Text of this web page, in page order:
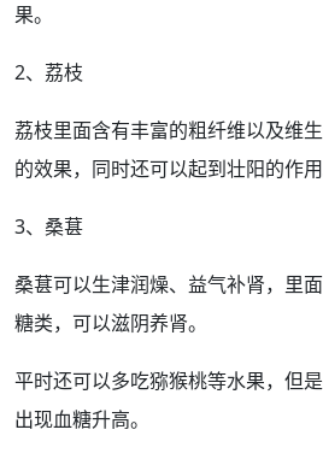
果。
2、荔枝
荔枝里面含有丰富的粗纤维以及维
的效果，同时还可以起到壮阳的作用
3、桑葚
桑葚可以生津润燥、益气补肾，里
糖类，可以滋阴养肾。
平时还可以多吃猕猴桃等水果，但
出现血糖升高。